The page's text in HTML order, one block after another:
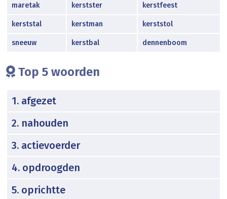
maretak kerstster kerstfeest
kerststal kerstman kerststol
sneeuw kerstbal dennenboom
Top 5 woorden
1. afgezet
2. nahouden
3. actievoerder
4. opdroogden
5. oprichtte